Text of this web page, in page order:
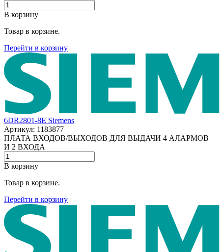
В корзину
Товар в корзине.
Перейти в корзину
6DR2801-8E Siemens
Артикул: 1183877
ПЛАТА ВХОДОВ/ВЫХОДОВ ДЛЯ ВЫДАЧИ 4 АЛАРМОВ
И 2 ВХОДА
В корзину
Товар в корзине.
Перейти в корзину